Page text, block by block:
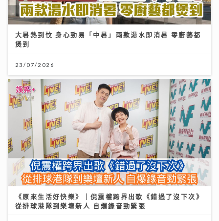
大暑熱到忟 身心勁易「中暑」兩款湯水即消暑 零廚藝都
煲到
23/07/2026
《原來生活好快樂》｜倪震權跨界出歌《錯過了沒下次》
從排球港隊到樂壇新人 自爆錄音勁緊張